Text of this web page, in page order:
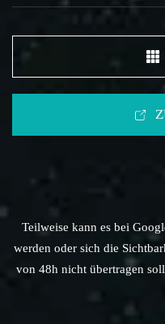
Teilweise kann es bei
werden oder sich die
von 48h nicht übertragen